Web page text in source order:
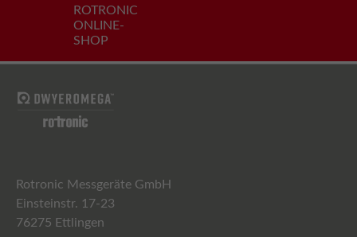
ROTRONIC
ONLINE-
SHOP
Rotronic Messgeräte GmbH
Einsteinstr. 17-23
76275 Ettlingen